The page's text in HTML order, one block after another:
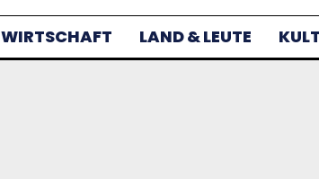
LAND & LEUTE